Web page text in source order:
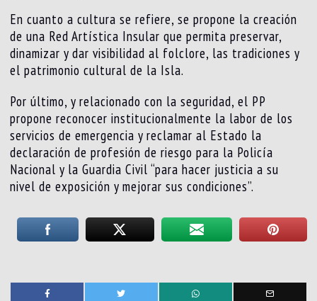
En cuanto a cultura se refiere, se propone la creación
de una Red Artística Insular que permita preservar,
dinamizar y dar visibilidad al folclore, las tradiciones y
el patrimonio cultural de la Isla.
Por último, y relacionado con la seguridad, el PP
propone reconocer institucionalmente la labor de los
servicios de emergencia y reclamar al Estado la
declaración de profesión de riesgo para la Policía
Nacional y la Guardia Civil “para hacer justicia a su
nivel de exposición y mejorar sus condiciones”.